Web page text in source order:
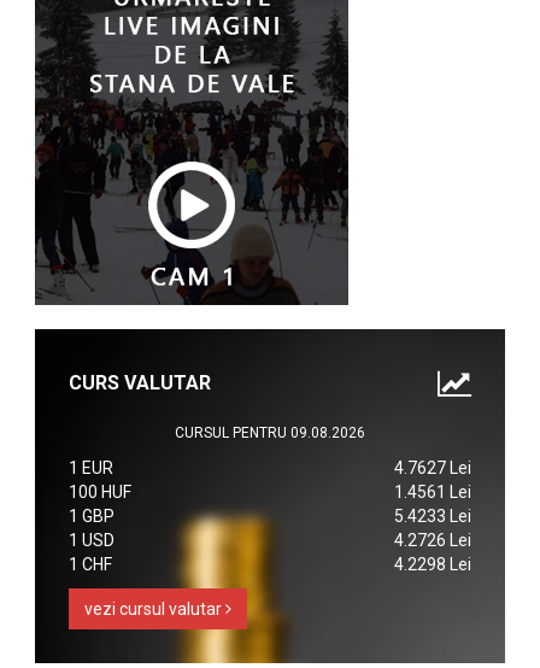
CURS VALUTAR
CURSUL PENTRU 09.08.2026
1 EUR
4.7627 Lei
100 HUF
1.4561 Lei
1 GBP
5.4233 Lei
1 USD
4.2726 Lei
1 CHF
4.2298 Lei
vezi cursul valutar